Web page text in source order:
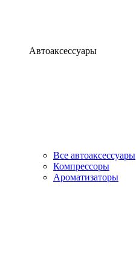
Автоаксессуары
Все автоаксессуары
Компрессоры
Ароматизаторы